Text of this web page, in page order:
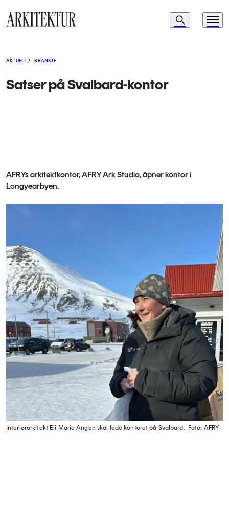
Navigasjon
Søk Meny
AKTUELT / BRANSJE
Satser på Svalbard-kontor
AFRYs arkitektkontor, AFRY Ark Studio, åpner kontor i
Longyearbyen.
Interiørarkitekt Eli Marie Angen skal lede kontoret på Svalbard. Foto: AFRY